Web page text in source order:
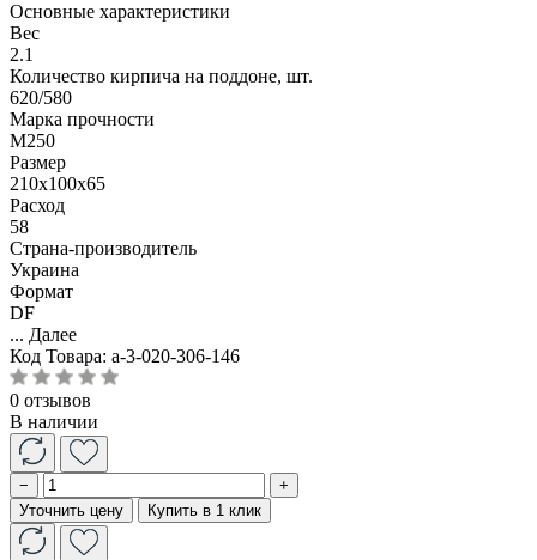
Основные характеристики
Вес
2.1
Количество кирпича на поддоне, шт.
620/580
Марка прочности
М250
Размер
210x100x65
Расход
58
Страна-производитель
Украина
Формат
DF
... Далее
Код Товара: a-3-020-306-146
0 отзывов
В наличии
−
+
Уточнить цену
Купить в 1 клик